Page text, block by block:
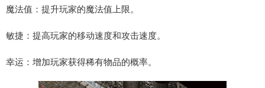
魔法值：提升玩家的魔法值上限。
敏捷：提高玩家的移动速度和攻击速度。
幸运：增加玩家获得稀有物品的概率。